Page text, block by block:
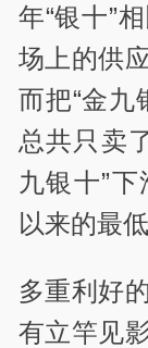
年“银十”
场上的供
而把“金九
总共只卖
九银十”
以来的最低
多重利好
有立竿见